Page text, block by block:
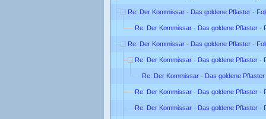
Re: Der Kommissar - Das goldene Pflaster -
Re: Der Kommissar - Das goldene Pflaster -
Re: Der Kommissar - Das goldene Pflaster -
Re: Der Kommissar - Das goldene Pflaster -
Re: Der Kommissar - Das goldene
Re: Der Kommissar - Das goldene Pflaster -
Re: Der Kommissar - Das goldene Pflaster -